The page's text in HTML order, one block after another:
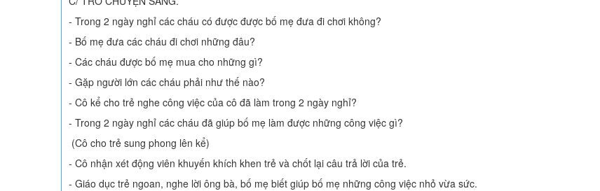
- Trong 2 ngày nghỉ các cháu có được được bố mẹ đưa đi chơi không?
- Bố mẹ đưa các cháu đi chơi những đâu?
- Các cháu được bố mẹ mua cho những gì?
- Gặp người lớn các cháu phải như thế nào?
- Cô kể cho trẻ nghe công việc của cô đã làm trong 2 ngày nghỉ?
- Trong 2 ngày nghỉ các cháu đã giúp bố mẹ làm được những công việc gì?
(Cô cho trẻ sung phong lên kể)
- Cô nhận xét động viên khuyến khích khen trẻ và chốt lại câu trả lời của trẻ.
- Giáo dục trẻ ngoan, nghe lời ông bà, bố mẹ biết giúp bố mẹ những công việc nhỏ vừa sức.